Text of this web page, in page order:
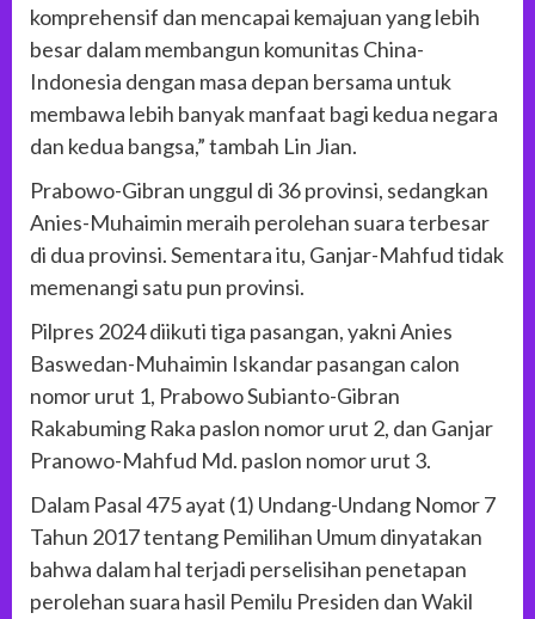
komprehensif dan mencapai kemajuan yang lebih
besar dalam membangun komunitas China-
Indonesia dengan masa depan bersama untuk
membawa lebih banyak manfaat bagi kedua negara
dan kedua bangsa,” tambah Lin Jian.
Prabowo-Gibran unggul di 36 provinsi, sedangkan
Anies-Muhaimin meraih perolehan suara terbesar
di dua provinsi. Sementara itu, Ganjar-Mahfud tidak
memenangi satu pun provinsi.
Pilpres 2024 diikuti tiga pasangan, yakni Anies
Baswedan-Muhaimin Iskandar pasangan calon
nomor urut 1, Prabowo Subianto-Gibran
Rakabuming Raka paslon nomor urut 2, dan Ganjar
Pranowo-Mahfud Md. paslon nomor urut 3.
Dalam Pasal 475 ayat (1) Undang-Undang Nomor 7
Tahun 2017 tentang Pemilihan Umum dinyatakan
bahwa dalam hal terjadi perselisihan penetapan
perolehan suara hasil Pemilu Presiden dan Wakil